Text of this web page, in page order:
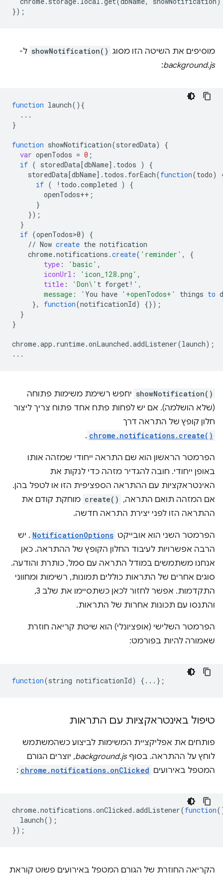
מוסיפים את השיטה הזו מסוג showNotification() ל-
background.js
:
function launch() {
...
}
function showNotification(storedData)
{
var openTodos = 0 ;
if ( storedData[dbName] . todos )
{
storedData[dbName] . todos . forEach(function(todo)
if ( ! todo .completed )
{
openTodos++ ;
}
});
}
if (openTodos>0)
{
// Now create the notification
chrome.notifications .create( 'reminder' ,
{
type : 'basic' ,
iconUrl : 'icon_128.png' ,
title : 'Don\' t forget ! ',
        message: '
You have '+openTodos+' things to
}, function(notificationId) {});
}
}
chrome.app . runtime.onLaunched .addListener(launch);
...
showNotification() יחפש רשימת משימות פתוחה
(שלא הושלמה). אם יש לפחות פתח אחד פתוח צריך ליצור
חלון קופץ של התראה דרך
chrome.notifications.create()
.
הפרמטר הראשון הוא שם התראה ייחודי שמזהה אותו
באופן ייחודי. חובה להגדיר מזהה כדי לנקות את
האינטראקציות עם ההתראה הספציפית הזו או לטפל בהן.
אם המזהה תואם התראה, create() מוחקת קודם את
ההתראה הזו לפני יצירת התראה חדשה.
הפרמטר השני הוא אובייקט NotificationOptions . יש
הרבה אפשרויות לעיבוד החלון הקופץ של ההתראה. כאן
אנחנו משתמשים במודל התראה עם סמל, כותרת והודעה.
סוגים אחרים של התראות כוללים תמונות, רשימות ומחווני
התקדמות. אפשר לחזור לכאן כשתסיימו את שלב 3,
והתנסו עם תכונות אחרות של התראות.
הפרמטר השלישי (אופציונלי) הוא שיטת קריאה חוזרת
שאמורה להיות בפורמט:
function(string notificationId) {...};
טיפול באינטראקציות עם התראות
פותחים את אפליקציית המשימות לביצוע כשהמשתמש
לוחץ על ההתראה. בסוףbackground.js, יוצרים הגורם
המטפל באירועים chrome.notifications.onClicked
:
chrome.notifications .onClicked .addListener(function
launch();
});
הקריאה החוזרת של הגורם המטפל באירועים פשוט קוראת